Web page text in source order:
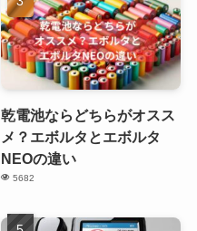
乾電池ならどちらがオスス
メ？エボルタとエボルタ
NEOの違い
5682